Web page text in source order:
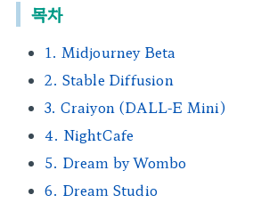
목차
1. Midjourney Beta
2. Stable Diffusion
3. Craiyon (DALL-E Mini)
4. NightCafe
5. Dream by Wombo
6. Dream Studio